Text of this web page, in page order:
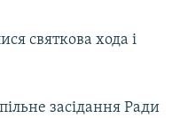
святкова хода і
засідання Ради